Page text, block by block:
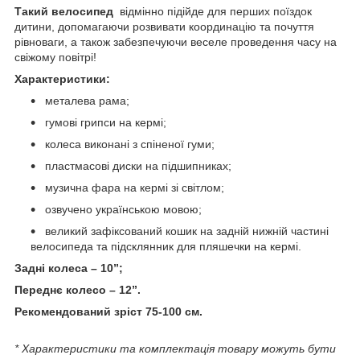
Такий велосипед відмінно підійде для перших поїздок
дитини, допомагаючи розвивати координацію та почуття
рівноваги, а також забезпечуючи веселе проведення часу на
свіжому повітрі!
Характеристики:
металева рама;
гумові грипси на кермі;
колеса виконані з спіненої гуми;
пластмасові диски на підшипниках;
музична фара на кермі зі світлом;
озвучено українською мовою;
великий зафіксований кошик на задній нижній частині
велосипеда та підсклянник для пляшечки на кермі.
Задні колеса – 10”;
Переднє колесо – 12”.
Рекомендований зріст 75-100 см.
* Характеристики та комплектація товару можуть бути